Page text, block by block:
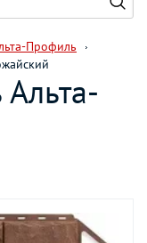
Профиль